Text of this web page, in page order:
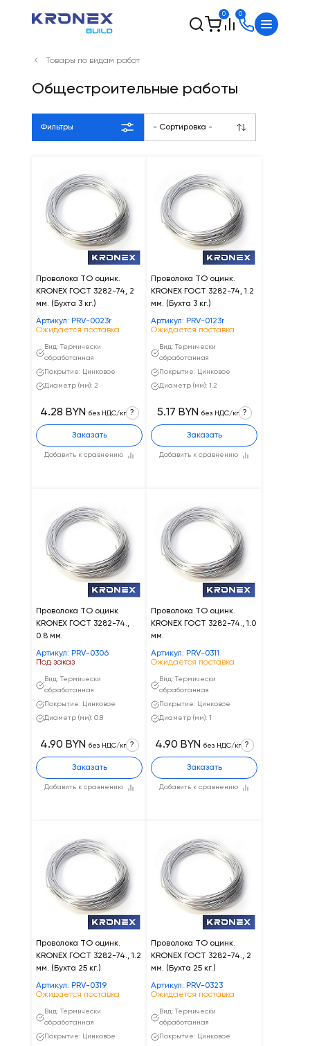
0 0
Товары по видам работ
Общестроительные работы
Фильтры - Сортировка -
Проволока ТО оцинк.
KRONEX ГОСТ 3282-74, 2
мм. (Бухта 3 кг.)
Артикул: PRV-0023r
Ожидается поставка
Вид: Термически
обработанная
Покрытие: Цинковое
Диаметр (мм): 2
Добавить к сравнению
4.28 BYN без НДС/кг ?
Заказать
Проволока ТО оцинк.
KRONEX ГОСТ 3282-74, 1.2
мм. (Бухта 3 кг.)
Артикул: PRV-0123r
Ожидается поставка
Вид: Термически
обработанная
Покрытие: Цинковое
Диаметр (мм): 1.2
Добавить к сравнению
5.17 BYN без НДС/кг ?
Заказать
Проволока ТО оцинк
KRONEX ГОСТ 3282-74.,
0.8 мм.
Артикул: PRV-0306
Под заказ
Вид: Термически
обработанная
Покрытие: Цинковое
Диаметр (мм): 0.8
Добавить к сравнению
4.90 BYN без НДС/кг ?
Заказать
Проволока ТО оцинк.
KRONEX ГОСТ 3282-74., 1.0
мм.
Артикул: PRV-0311
Ожидается поставка
Вид: Термически
обработанная
Покрытие: Цинковое
Диаметр (мм): 1
Добавить к сравнению
4.90 BYN без НДС/кг ?
Заказать
Проволока ТО оцинк.
KRONEX ГОСТ 3282-74., 1.2
мм. (Бухта 25 кг.)
Артикул: PRV-0319
Ожидается поставка
Вид: Термически
обработанная
Покрытие: Цинковое
Проволока ТО оцинк.
KRONEX ГОСТ 3282-74., 2
мм. (Бухта 25 кг.)
Артикул: PRV-0323
Ожидается поставка
Вид: Термически
обработанная
Покрытие: Цинковое